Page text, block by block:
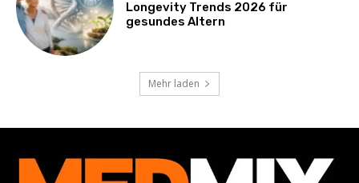
Longevity Trends 2026 für
gesundes Altern
Mehr laden